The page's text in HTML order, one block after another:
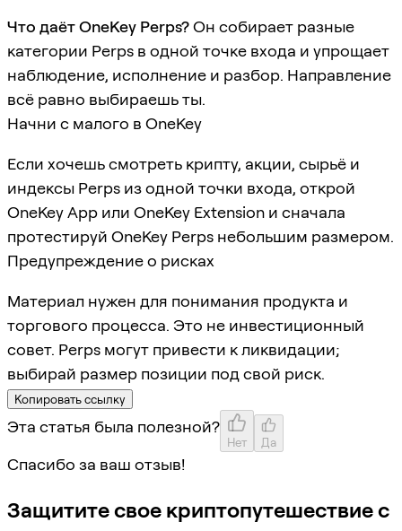
Что даёт OneKey Perps?Он собирает разные
категории Perps в одной точке входа и упрощает
наблюдение, исполнение и разбор. Направление
всё равно выбираешь ты.
Начни с малого в OneKey
Если хочешь смотреть крипту, акции, сырьё и
индексы Perps из одной точки входа, открой
OneKey App или OneKey Extension и сначала
протестируй OneKey Perps небольшим размером.
Предупреждение о рисках
Материал нужен для понимания продукта и
торгового процесса. Это не инвестиционный
совет. Perps могут привести к ликвидации;
выбирай размер позиции под свой риск.
Копировать ссылку
Эта статья была полезной?
Нет Да
Спасибо за ваш отзыв!
Защитите свое криптопутешествие с